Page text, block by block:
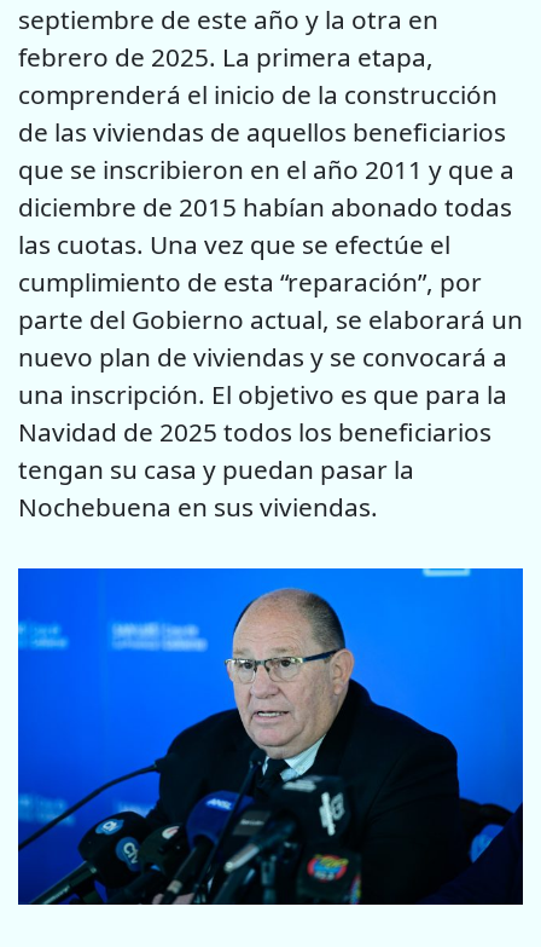
septiembre de este año y la otra en
febrero de 2025. La primera etapa,
comprenderá el inicio de la construcción
de las viviendas de aquellos beneficiarios
que se inscribieron en el año 2011 y que a
diciembre de 2015 habían abonado todas
las cuotas. Una vez que se efectúe el
cumplimiento de esta “reparación”, por
parte del Gobierno actual, se elaborará un
nuevo plan de viviendas y se convocará a
una inscripción. El objetivo es que para la
Navidad de 2025 todos los beneficiarios
tengan su casa y puedan pasar la
Nochebuena en sus viviendas.